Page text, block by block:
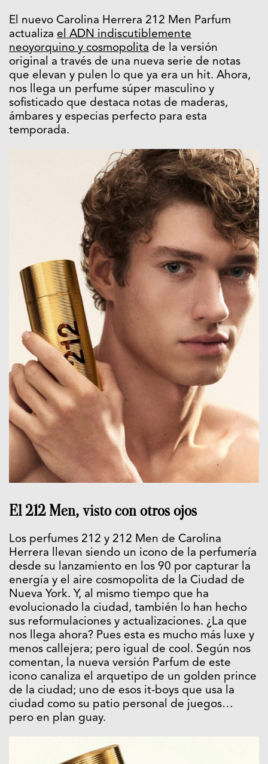
El nuevo Carolina Herrera 212 Men Parfum
actualiza el ADN indiscutiblemente
neoyorquino y cosmopolita de la versión
original a través de una nueva serie de notas
que elevan y pulen lo que ya era un hit. Ahora,
nos llega un perfume súper masculino y
sofisticado que destaca notas de maderas,
ámbares y especias perfecto para esta
temporada.
El 212 Men, visto con otros ojos
Los perfumes 212 y 212 Men de Carolina
Herrera llevan siendo un icono de la perfumería
desde su lanzamiento en los 90 por capturar la
energía y el aire cosmopolita de la Ciudad de
Nueva York. Y, al mismo tiempo que ha
evolucionado la ciudad, también lo han hecho
sus reformulaciones y actualizaciones. ¿La que
nos llega ahora? Pues esta es mucho más luxe y
menos callejera; pero igual de cool. Según nos
comentan, la nueva versión Parfum de este
icono canaliza el arquetipo de un golden prince
de la ciudad; uno de esos it-boys que usa la
ciudad como su patio personal de juegos…
pero en plan guay.